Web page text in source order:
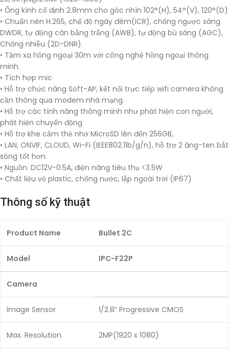
• Ống kính cố định 2.8mm cho góc nhìn 102°(H), 54°(V), 120°(D)
• Chuẩn nén H.265, chế độ ngày đêm(ICR), chống ngược sáng
DWDR, tự động cân bằng trắng (AWB), tự động bù sáng (AGC),
Chống nhiễu (2D-DNR).
• Tầm xa hồng ngoại 30m với công nghệ hồng ngoại thông
minh.
• Tích hợp mic
• Hỗ trợ chức năng Soft-AP, kết nối trực tiếp wifi camera không
cần thông qua modem nhà mạng.
• Hỗ trợ các tính năng thông minh như phát hiện con người,
phát hiện chuyển động
• Hỗ trợ khe cắm thẻ nhớ MicroSD lên đến 256GB,
• LAN, ONVIF, CLOUD, Wi-Fi (IEEE802.11b/g/n), hỗ trợ 2 ăng-ten bắt
sóng tốt hơn.
• Nguồn: DC12V-0.5A, điện năng tiêu thụ <3.5W
• Chất liệu vỏ plastic, chống nước, lắp ngoài trời (IP67)
Thông số kỹ thuật
Product Name Bullet 2C
Model IPC-F22P
Camera
Image Sensor 1/2.8” Progressive CMOS
Max. Resolution 2MP(1920 x 1080)